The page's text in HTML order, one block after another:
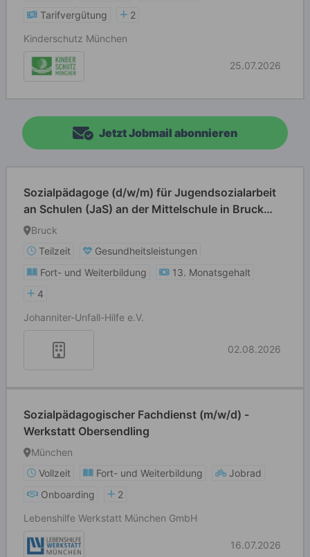
Tarifvergütung
2
Kinderschutz München
25.07.2026
Jetzt Jobmail abonnieren
Sozialpädagoge (d/w/m) für Jugendsozialarbeit
an Schulen (JaS) an der Mittelschule in Bruck
i.d.Opf.
Bruck
Teilzeit
Gesundheitsleistungen
Fort- und Weiterbildung
13. Monatsgehalt
4
Johanniter-Unfall-Hilfe e.V.
02.08.2026
Sozialpädagogischer Fachdienst (m/w/d) -
Werkstatt Obersendling
München
Vollzeit
Fort- und Weiterbildung
Jobrad
Onboarding
2
Lebenshilfe Werkstatt München GmbH
16.07.2026